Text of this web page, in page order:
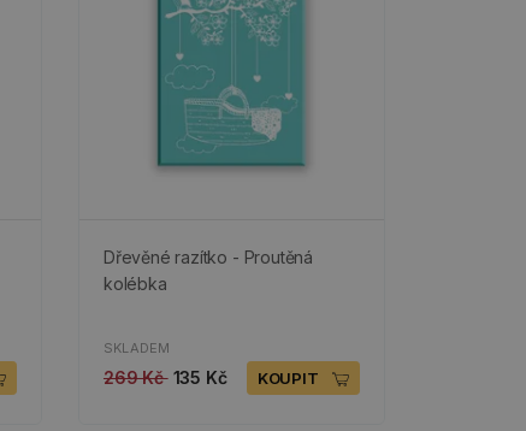
Dřevěné razítko - Proutěná
kolébka
SKLADEM
269 Kč 135 Kč KOUPIT